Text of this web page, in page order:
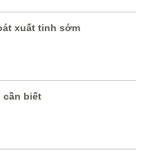
xuất tinh sớm
cần biết